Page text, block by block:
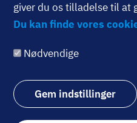
giver du os tilladelse til at
Du kan finde vores
Nødvendige
Gem indstillinger
TILMELD